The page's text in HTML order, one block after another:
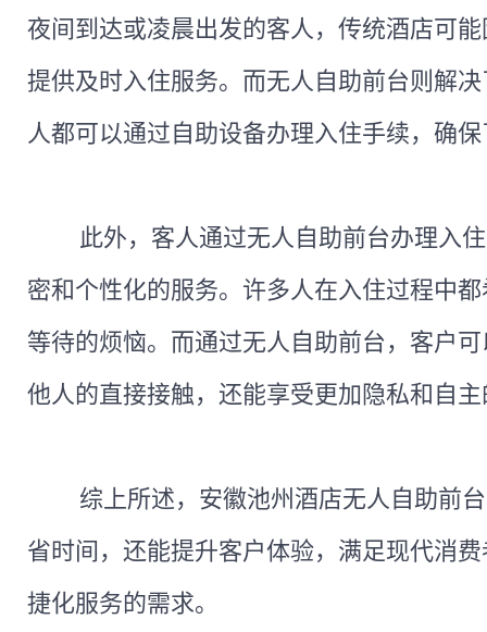
夜间到达或凌晨出发的客人，传统酒店可
提供及时入住服务。而无人自助前台则解
人都可以通过自助设备办理入住手续，确
此外，客人通过无人自助前台办理入
密和个性化的服务。许多人在入住过程中
等待的烦恼。而通过无人自助前台，客户
他人的直接接触，还能享受更加隐私和自
综上所述，安徽池州酒店无人自助前
省时间，还能提升客户体验，满足现代消
捷化服务的需求。